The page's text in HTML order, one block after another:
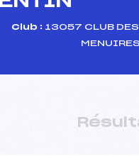
Club : 13057 CLUB DES
MENUIRES